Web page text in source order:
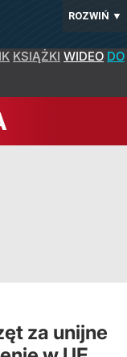
ROZWIŃ ▼
KSIĄŻKI WIDEO DO
za unijne